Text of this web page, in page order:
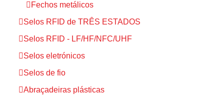
Fechos metálicos
Selos RFID de TRÊS ESTADOS
Selos RFID - LF/HF/NFC/UHF
Selos eletrónicos
Selos de fio
Abraçadeiras plásticas